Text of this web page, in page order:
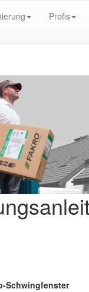
Profis
Schwingfenster